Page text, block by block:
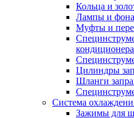
Кольца и
Лампы и
Муфты и
кондиционера
Цилиндры
Шланги
Система
Зажимы для